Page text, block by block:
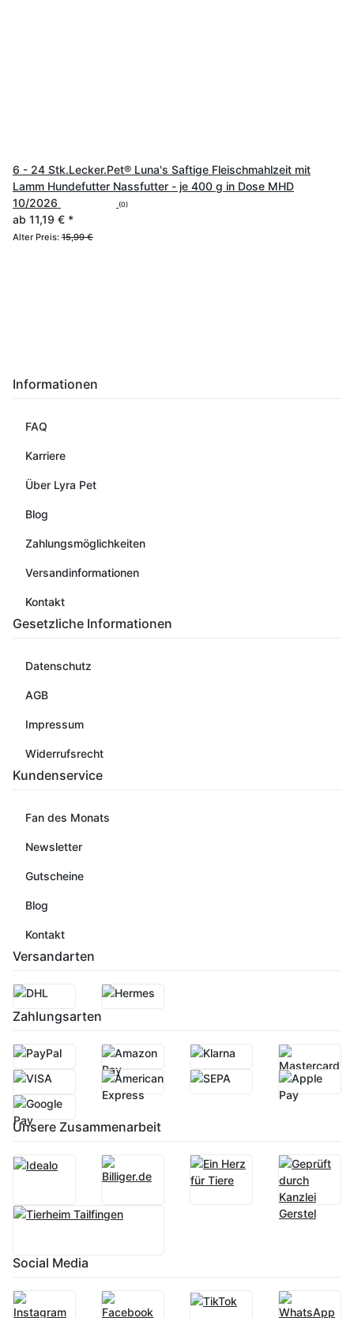
6 - 24 Stk.Lecker.Pet® Luna's Saftige Fleischmahlzeit mit
Lamm Hundefutter Nassfutter - je 400 g in Dose MHD
10/2026
(0)
ab 11,19 € *
Alter Preis: 15,99 €
Informationen
FAQ
Karriere
Über Lyra Pet
Blog
Zahlungsmöglichkeiten
Versandinformationen
Kontakt
Gesetzliche Informationen
Datenschutz
AGB
Impressum
Widerrufsrecht
Kundenservice
Fan des Monats
Newsletter
Gutscheine
Blog
Kontakt
Versandarten
Zahlungsarten
Unsere Zusammenarbeit
Social Media